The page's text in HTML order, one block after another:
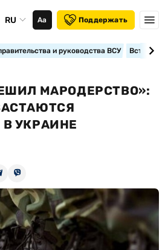
RU Аа Поддержать
и руководства ВСУ
МАРОДЕРСТВО»:
УКРАИНЕ